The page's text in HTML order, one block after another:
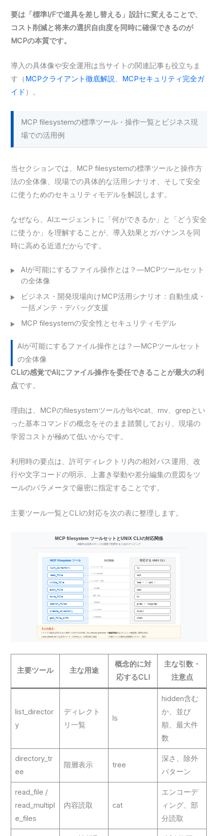
要は「標準I/Fで道具を差し替える」設計に変えることで、
コスト削減と将来の選択自由度を同時に確保できるのが
MCPの本質です。
導入の具体像や安全運用は当サイトの関連記事も役立ちま
す（MCPクライアント徹底解説、 MCPセキュリティ完全ガ
イド ）。
MCP filesystemの標準ツール・操作一覧とビジネス現
場での活用例
当セクションでは、MCP filesystemの標準ツールと操作方
法の全体像、現場での具体的な活用シナリオ、そして安全
に使うためのセキュリティモデルを解説します。
なぜなら、AIエージェントに「何ができるか」と「どう安全
に使うか」を理解することが、導入効果とガバナンスを同
時に高める近道だからです。
AIが可能にするファイル操作とは？—MCPツールセット
の全体像
ビジネス・開発現場向けMCP活用シナリオ：自動生成・
一括メンテ・デバッグ支援
MCP filesystemの安全性とセキュリティモデル
AIが可能にするファイル操作とは？—MCPツールセット
の全体像
CLIの感覚でAIにファイル操作を委任できることが最大の利
点です。
理由は、MCPのfilesystemツールがlsやcat、mv、grepとい
った基本コマンドの概念をそのまま踏襲しており、現場の
学習コストが極めて低いからです。
利用時の要点は、許可ディレクトリ内の相対パス運用、改
行や文字コードの明示、上書き挙動や差分編集の意図をツ
ールのパラメータで厳密に指定することです。
主要ツール一覧とCLIの対応を次の表に整理します。
主要ツール 主な用途
概念的に対
応するCLI
主な引数・
注意点
list_director
y
ディレクト
リ一覧
ls
hidden含む
か、並び
順、最大件
数
directory_tr
ee
階層表示 tree
深さ、除外
パターン
read_file /
read_multipl
e_files
内容読取 cat
エンコーデ
ィング、部
分読取